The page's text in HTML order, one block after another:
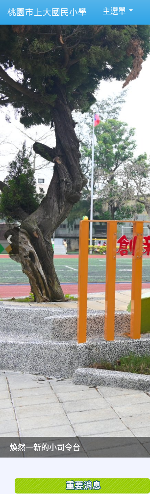
桃園市上大國民小學 主選單
美麗的操場是我們活力的來源
美麗的操場是我們活力的來源
煥然一新的小司令台
煥然一新的小司令台
富含桃園埤塘田園風光意象的中廊
富含桃園埤塘田園風光意象的中廊
嶄新的中庭廣場
嶄新的中庭廣場
水生池生生不息
水生池生生不息
重要消息